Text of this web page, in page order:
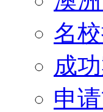
名
成
申